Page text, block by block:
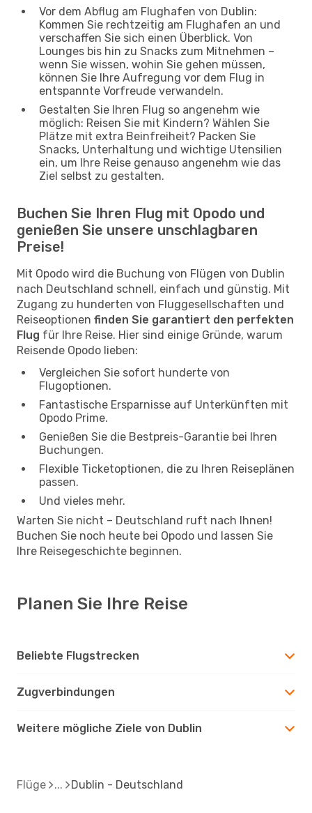
Vor dem Abflug am Flughafen von Dublin:
Kommen Sie rechtzeitig am Flughafen an und
verschaffen Sie sich einen Überblick. Von
Lounges bis hin zu Snacks zum Mitnehmen –
wenn Sie wissen, wohin Sie gehen müssen,
können Sie Ihre Aufregung vor dem Flug in
entspannte Vorfreude verwandeln.
Gestalten Sie Ihren Flug so angenehm wie
möglich: Reisen Sie mit Kindern? Wählen Sie
Plätze mit extra Beinfreiheit? Packen Sie
Snacks, Unterhaltung und wichtige Utensilien
ein, um Ihre Reise genauso angenehm wie das
Ziel selbst zu gestalten.
Buchen Sie Ihren Flug mit Opodo und
genießen Sie unsere unschlagbaren
Preise!
Mit Opodo wird die Buchung von Flügen von Dublin
nach Deutschland schnell, einfach und günstig. Mit
Zugang zu hunderten von Fluggesellschaften und
Reiseoptionen finden Sie garantiert den perfekten
Flug für Ihre Reise. Hier sind einige Gründe, warum
Reisende Opodo lieben:
Vergleichen Sie sofort hunderte von
Flugoptionen.
Fantastische Ersparnisse auf Unterkünften mit
Opodo Prime.
Genießen Sie die Bestpreis-Garantie bei Ihren
Buchungen.
Flexible Ticketoptionen, die zu Ihren Reiseplänen
passen.
Und vieles mehr.
Warten Sie nicht – Deutschland ruft nach Ihnen!
Buchen Sie noch heute bei Opodo und lassen Sie
Ihre Reisegeschichte beginnen.
Planen Sie Ihre Reise
Beliebte Flugstrecken
Zugverbindungen
Weitere mögliche Ziele von Dublin
Flüge Dublin - Deutschland